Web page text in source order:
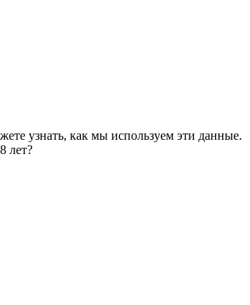
узнать, как мы используем эти данные.
лет?